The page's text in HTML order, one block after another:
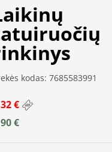
kodas: 7685583991
€
€